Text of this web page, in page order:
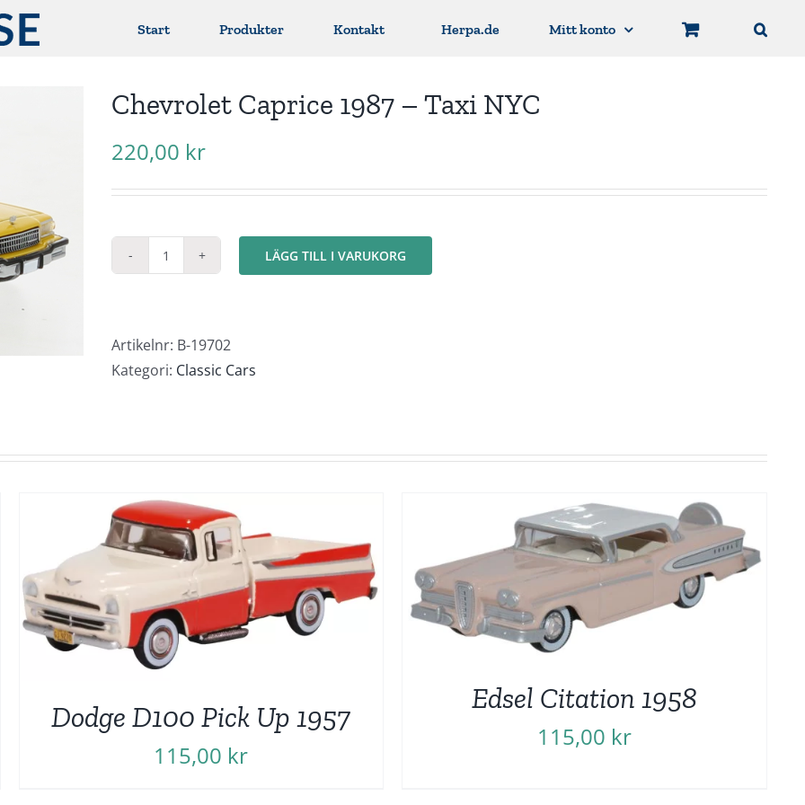
Start Produkter Kontakt Herpa.de Mitt konto
Chevrolet Caprice 1987 – Taxi NYC
220,00 kr
Chevrolet
-
Taxi
LÄGG TILL I VARUKORG
Artikelnr: B-19702
Kategori: Classic Cars
Dodge D100 Pick Up 1957
115,00 kr
Edsel Citation 1958
115,00 kr